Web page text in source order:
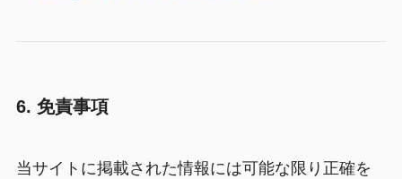
6. 免責事項
当サイトに掲載された情報には可能な限り正確を